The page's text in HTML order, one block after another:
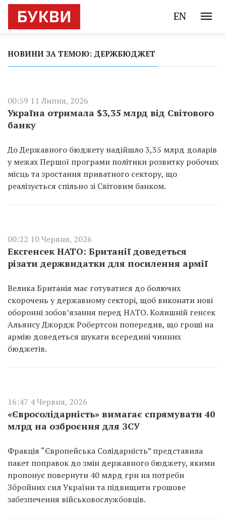
EN
НОВИНИ ЗА ТЕМОЮ: ДЕРЖБЮДЖЕТ
00:59 11 Липня, 2026
Україна отримала $3,35 млрд від Світового
банку
До Державного бюджету надійшло 3,35 млрд доларів
у межах Першої програми політики розвитку робочих
місць та зростання приватного сектору, що
реалізується спільно зі Світовим банком.
00:22 10 Червня, 2026
Ексгенсек НАТО: Британії доведеться
різати держвидатки для посилення армії
Велика Британія має готуватися до болючих
скорочень у державному секторі, щоб виконати нові
оборонні зобов’язання перед НАТО. Колишній генсек
Альянсу Джордж Робертсон попередив, що гроші на
армію доведеться шукати всередині чинних
бюджетів.
16:47 4 Червня, 2026
«Євросолідарність» вимагає спрямувати 40
млрд на озброєння для ЗСУ
Фракція “Європейська Солідарність” представила
пакет поправок до змін державного бюджету, якими
пропонує повернути 40 млрд грн на потреби
Збройних сил України та підвищити грошове
забезпечення військовослужбовців.